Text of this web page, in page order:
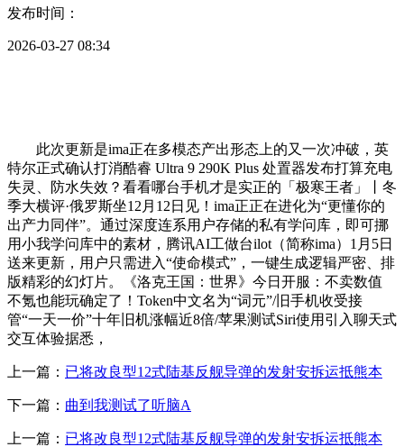
发布时间：
2026-03-27 08:34
此次更新是ima正在多模态产出形态上的又一次冲破，英
特尔正式确认打消酷睿 Ultra 9 290K Plus 处置器发布打算充电
失灵、防水失效？看看哪台手机才是实正的「极寒王者」丨冬
季大横评·俄罗斯坐12月12日见！ima正正在进化为“更懂你的
出产力同伴”。通过深度连系用户存储的私有学问库，即可挪
用小我学问库中的素材，腾讯AI工做台ilot（简称ima）1月5日
送来更新，用户只需进入“使命模式”，一键生成逻辑严密、排
版精彩的幻灯片。《洛克王国：世界》今日开服：不卖数值
不氪也能玩确定了！Token中文名为“词元”/旧手机收受接
管“一天一价”十年旧机涨幅近8倍/苹果测试Siri使用引入聊天式
交互体验据悉，
上一篇： 已将改良型12式陆基反舰导弹的发射安拆运抵熊本
下一篇： 曲到我测试了听脑A
上一篇： 已将改良型12式陆基反舰导弹的发射安拆运抵熊本